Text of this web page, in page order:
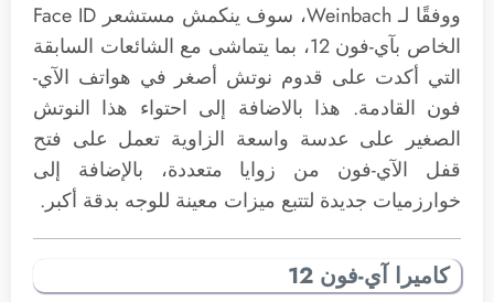
ووفقًا لـ Weinbach، سوف ينكمش مستشعر Face ID
الخاص بآي-فون 12، بما يتماشى مع الشائعات السابقة
التي أكدت على قدوم نوتش أصغر في هواتف الآي-
فون القادمة. هذا بالاضافة إلى احتواء هذا النوتش
الصغير على عدسة واسعة الزاوية تعمل على فتح
قفل الآي-فون من زوايا متعددة، بالإضافة إلى
خوارزميات جديدة لتتبع ميزات معينة للوجه بدقة أكبر.
كاميرا آي-فون 12